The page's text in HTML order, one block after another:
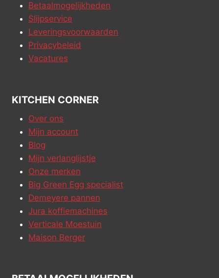
Betaalmogelijkheden
Slijpservice
Leveringsvoorwaarden
Privacybeleid
Vacatures
KITCHEN CORNER
Over ons
Mijn account
Blog
Mijn verlanglijstje
Onze merken
Big Green Egg specialist
Demeyere pannen
Jura koffiemachines
Verticale Moestuin
Maison Berger